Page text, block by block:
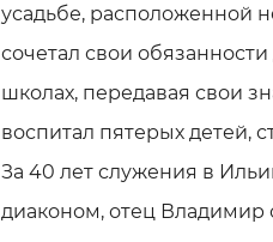
усадьбе, расположенной
сочетал свои
школах, передавая свои
воспитал пятерых детей,
За 40 лет служения в
диаконом, отец Владимир